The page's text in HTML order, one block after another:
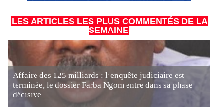
LES ARTICLES LES PLUS COMMENTÉS DE LA
SEMAINE
Affaire des 125 milliards : l’enquête judiciaire est
terminée, le dossier Farba Ngom entre dans sa phase
décisive